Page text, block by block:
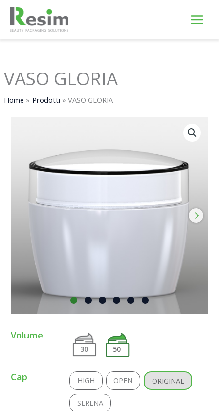
contenuto
VASO GLORIA
Home Prodotti VASO GLORIA
Volume
30 50
Cap HIGH OPEN ORIGINAL
SERENA